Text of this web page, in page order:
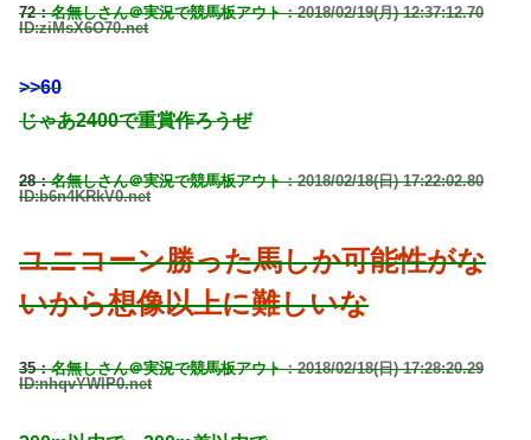
72：名無しさん＠実況で競馬板アウト：2018/02/19(月) 12:37:12.70
ID:ziMsX6O70.net
>>60
じゃあ2400で重賞作ろうぜ
28：名無しさん＠実況で競馬板アウト：2018/02/18(日) 17:22:02.80
ID:b6n4KRkV0.net
ユニコーン勝った馬しか可能性がな
いから想像以上に難しいな
35：名無しさん＠実況で競馬板アウト：2018/02/18(日) 17:28:20.29
ID:nhqvYWlP0.net